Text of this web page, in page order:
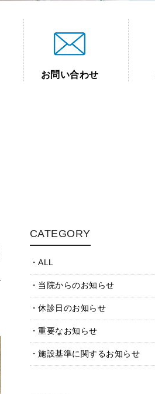
お問い合わせ
CATEGORY
ALL
当院からのお知らせ
休診日のお知らせ
重要なお知らせ
施設基準に関するお知らせ